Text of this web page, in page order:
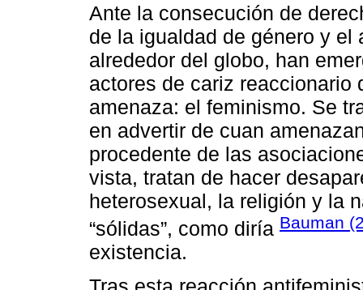
Ante la consecución de
de la igualdad de género y
alrededor del globo, han
actores de cariz reaccionario
amenaza: el feminismo. Se
en advertir de cuan
procedente de las
vista, tratan de hacer
heterosexual, la religión y la
“sólidas”, como diría Bauman
existencia.